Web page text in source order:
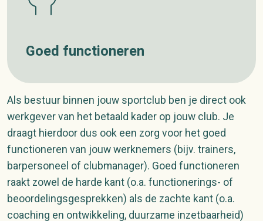
Goed functioneren
Als bestuur binnen jouw sportclub ben je direct ook
werkgever van het betaald kader op jouw club. Je
draagt hierdoor dus ook een zorg voor het goed
functioneren van jouw werknemers (bijv. trainers,
barpersoneel of clubmanager). Goed functioneren
raakt zowel de harde kant (o.a. functionerings- of
beoordelingsgesprekken) als de zachte kant (o.a.
coaching en ontwikkeling, duurzame inzetbaarheid)